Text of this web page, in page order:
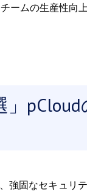
チームの生産性向
」
強固なセキュリ